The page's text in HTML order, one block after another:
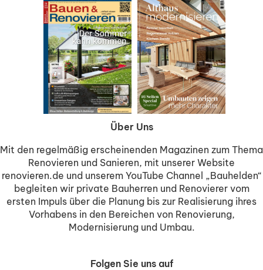
Über Uns
Mit den regelmäßig erscheinenden Magazinen zum Thema
Renovieren und Sanieren, mit unserer Website
renovieren.de und unserem YouTube Channel „Bauhelden“
begleiten wir private Bauherren und Renovierer vom
ersten Impuls über die Planung bis zur Realisierung ihres
Vorhabens in den Bereichen von Renovierung,
Modernisierung und Umbau.
Folgen Sie uns auf